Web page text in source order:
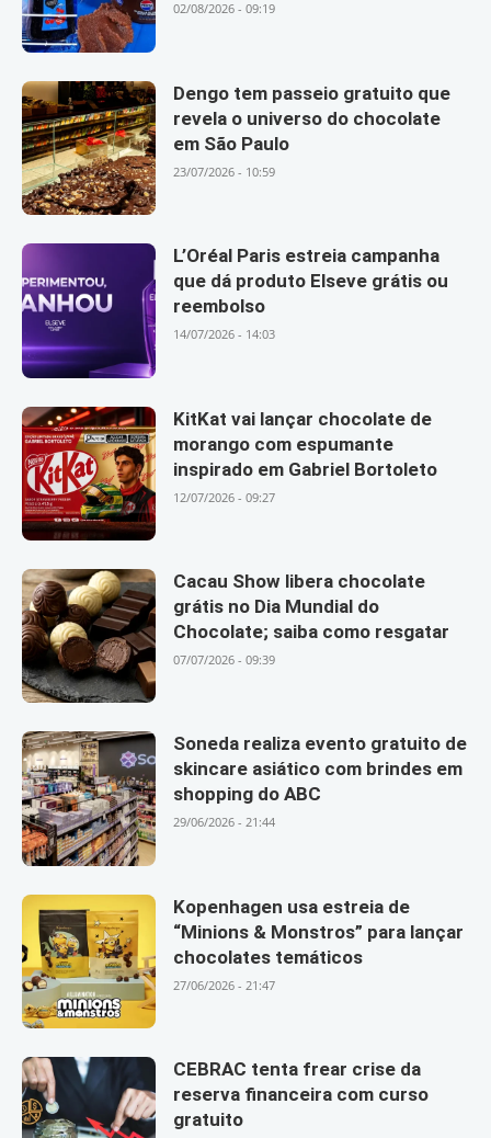
02/08/2026 - 09:19
Dengo tem passeio gratuito que
revela o universo do chocolate
em São Paulo
23/07/2026 - 10:59
L’Oréal Paris estreia campanha
que dá produto Elseve grátis ou
reembolso
14/07/2026 - 14:03
KitKat vai lançar chocolate de
morango com espumante
inspirado em Gabriel Bortoleto
12/07/2026 - 09:27
Cacau Show libera chocolate
grátis no Dia Mundial do
Chocolate; saiba como resgatar
07/07/2026 - 09:39
Soneda realiza evento gratuito de
skincare asiático com brindes em
shopping do ABC
29/06/2026 - 21:44
Kopenhagen usa estreia de
“Minions & Monstros” para lançar
chocolates temáticos
27/06/2026 - 21:47
CEBRAC tenta frear crise da
reserva financeira com curso
gratuito